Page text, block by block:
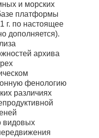
и морских
платформы
г. по настоящее
дополняется).
архива
фенологию
различиях
видовых